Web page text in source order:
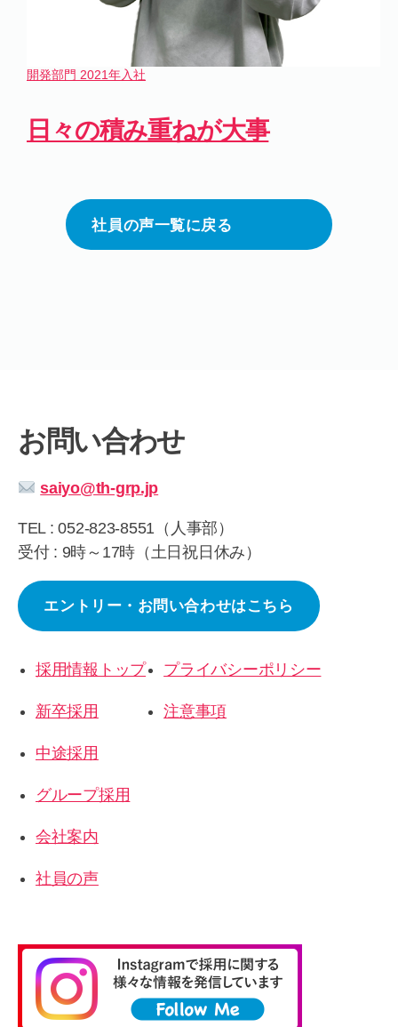
開発部門 2021年入社
日々の積み重ねが大事
社員の声一覧に戻る
お問い合わせ
saiyo@th-grp.jp
TEL : 052-823-8551（人事部）
受付 : 9時～17時（土日祝日休み）
エントリー・お問い合わせはこちら
採用情報トップ
新卒採用
中途採用
グループ採用
会社案内
社員の声
プライバシーポリシー
注意事項